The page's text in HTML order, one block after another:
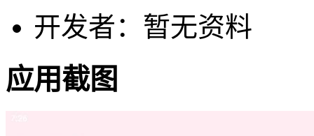
开发者：暂无资料
应用截图